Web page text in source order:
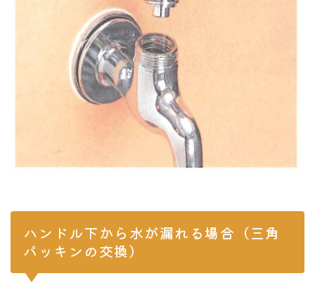
ハンドル下から水が漏れる場合（三角
パッキンの交換）